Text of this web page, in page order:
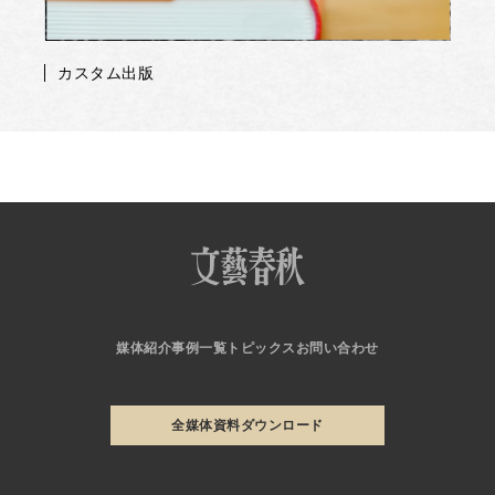
カスタム出版
媒体紹介事例一覧 トピックス お問い合わせ
全媒体資料ダウンロード